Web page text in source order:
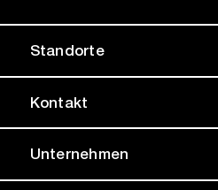
Standorte
Kontakt
Unternehmen